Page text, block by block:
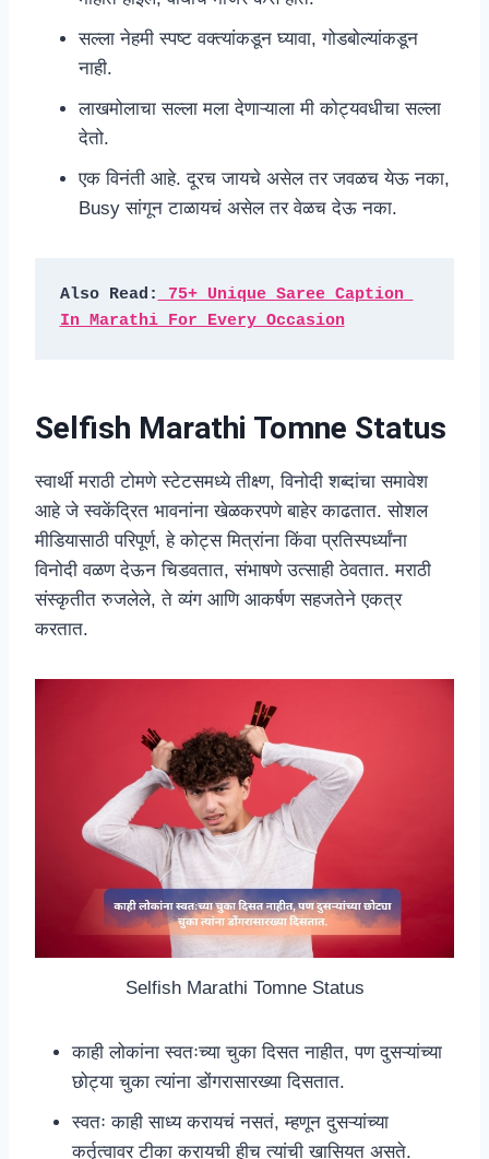
सल्ला नेहमी स्पष्ट वक्त्यांकडून घ्यावा, गोडबोल्यांकडून
नाही.
लाखमोलाचा सल्ला मला देणाऱ्याला मी कोट्यवधीचा सल्ला
देतो.
एक विनंती आहे. दूरच जायचे असेल तर जवळच येऊ नका,
Busy सांगून टाळायचं असेल तर वेळच देऊ नका.
Also Read:
75+ Unique Saree Caption
In Marathi For Every Occasion
Selfish Marathi Tomne Status
स्वार्थी मराठी टोमणे स्टेटसमध्ये तीक्ष्ण, विनोदी शब्दांचा समावेश
आहे जे स्वकेंद्रित भावनांना खेळकरपणे बाहेर काढतात. सोशल
मीडियासाठी परिपूर्ण, हे कोट्स मित्रांना किंवा प्रतिस्पर्ध्यांना
विनोदी वळण देऊन चिडवतात, संभाषणे उत्साही ठेवतात. मराठी
संस्कृतीत रुजलेले, ते व्यंग आणि आकर्षण सहजतेने एकत्र
करतात.
Selfish Marathi Tomne Status
काही लोकांना स्वतःच्या चुका दिसत नाहीत, पण दुसऱ्यांच्या
छोट्या चुका त्यांना डोंगरासारख्या दिसतात.
स्वतः काही साध्य करायचं नसतं, म्हणून दुसऱ्यांच्या
कर्तृत्वावर टीका करायची हीच त्यांची खासियत असते.